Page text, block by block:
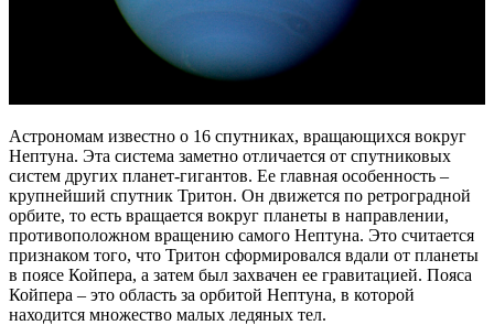
Астрономам известно о 16 спутниках, вращающихся вокруг
Нептуна. Эта система заметно отличается от спутниковых
систем других планет-гигантов. Ее главная особенность –
крупнейший спутник Тритон. Он движется по ретроградной
орбите, то есть вращается вокруг планеты в направлении,
противоположном вращению самого Нептуна. Это считается
признаком того, что Тритон сформировался вдали от планеты
в поясе Койпера, а затем был захвачен ее гравитацией. Пояса
Койпера – это область за орбитой Нептуна, в которой
находится множество малых ледяных тел.